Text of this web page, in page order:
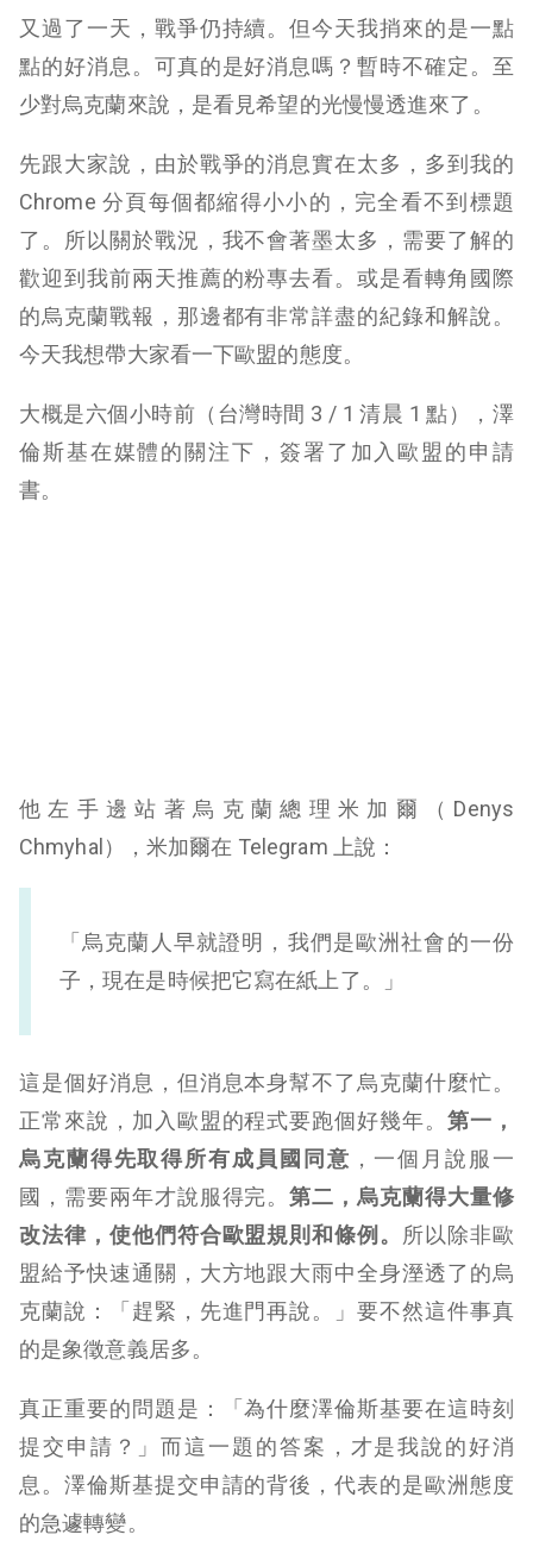
逞
又過了一天，戰爭仍持續。但今天我捎來的是一點
點的好消息。可真的是好消息嗎？暫時不確定。至
少對烏克蘭來說，是看見希望的光慢慢透進來了。
先跟大家說，由於戰爭的消息實在太多，多到我的
Chrome 分頁每個都縮得小小的，完全看不到標題
了。所以關於戰況，我不會著墨太多，需要了解的
歡迎到我前兩天推薦的粉專去看。或是看轉角國際
的烏克蘭戰報，那邊都有非常詳盡的紀錄和解說。
今天我想帶大家看一下歐盟的態度。
大概是六個小時前（台灣時間 3 / 1 清晨 1 點），澤
倫斯基在媒體的關注下，簽署了加入歐盟的申請
書。
他左手邊站著烏克蘭總理米加爾（Denys
Chmyhal），米加爾在 Telegram 上說：
「烏克蘭人早就證明，我們是歐洲社會的一份
子，現在是時候把它寫在紙上了。」
這是個好消息，但消息本身幫不了烏克蘭什麼忙。
正常來說，加入歐盟的程式要跑個好幾年。 第一，
烏克蘭得先取得所有成員國同意 ，一個月說服一
國，需要兩年才說服得完。第二，烏克蘭得大量修
改法律，使他們符合歐盟規則和條例。 所以除非歐
盟給予快速通關，大方地跟大雨中全身溼透了的烏
克蘭說：「趕緊，先進門再說。」要不然這件事真
的是象徵意義居多。
真正重要的問題是：「為什麼澤倫斯基要在這時刻
提交申請？」而這一題的答案，才是我說的好消
息。澤倫斯基提交申請的背後，代表的是歐洲態度
的急遽轉變。